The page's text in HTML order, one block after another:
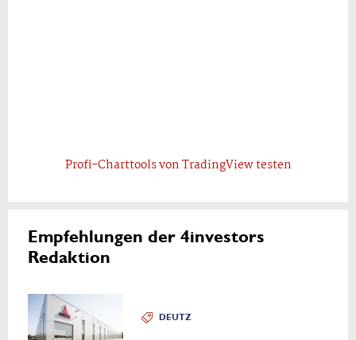
Profi-Charttools von TradingView testen
Empfehlungen der 4investors
Redaktion
DEUTZ